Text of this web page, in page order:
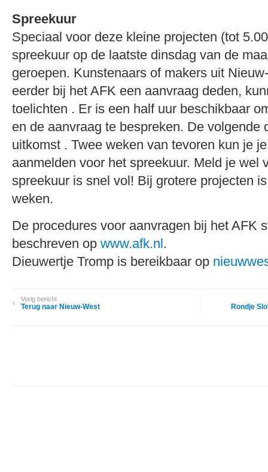
Spreekuur
Speciaal voor deze kleine projecten (tot
spreekuur op de laatste dinsdag van de
geroepen. Kunstenaars of makers uit
eerder bij het AFK een aanvraag deden,
toelichten . Er is een half uur beschikbaar
en de aanvraag te bespreken. De volgende
uitkomst . Twee weken van tevoren kun je
aanmelden voor het spreekuur. Meld je wel
spreekuur is snel vol! Bij grotere projecten
weken.
De procedures voor aanvragen bij het AFK
beschreven op www.afk.nl.
Dieuwertje Tromp is bereikbaar op
Vorig bericht
Terug naar Nieuw-West Rondje